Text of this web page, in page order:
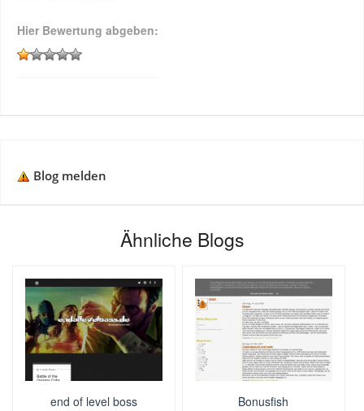
Hier Bewertung abgeben:
Blog melden
Ähnliche Blogs
end of level boss Bonusfish